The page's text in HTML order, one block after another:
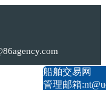
船舶交易网
管理邮箱